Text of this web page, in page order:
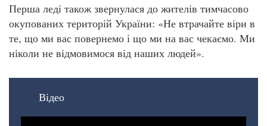
Перша леді також звернулася до жителів тимчасово
окупованих територій України: «Не втрачайте віри в
те, що ми вас повернемо і що ми на вас чекаємо. Ми
ніколи не відмовимося від наших людей».
Відео